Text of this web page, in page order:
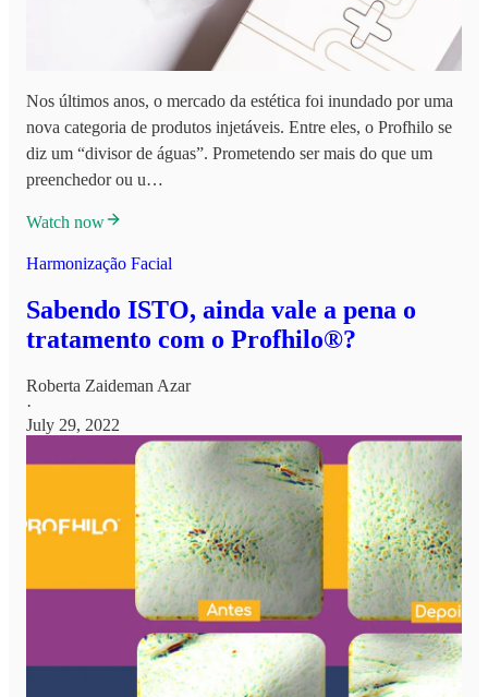
Nos últimos anos, o mercado da estética foi inundado por uma
nova categoria de produtos injetáveis. Entre eles, o Profhilo se
diz um “divisor de águas”. Prometendo ser mais do que um
preenchedor ou u…
Watch now
Harmonização Facial
Sabendo ISTO, ainda vale a pena o
tratamento com o Profhilo®?
Roberta Zaideman Azar
·
July 29, 2022